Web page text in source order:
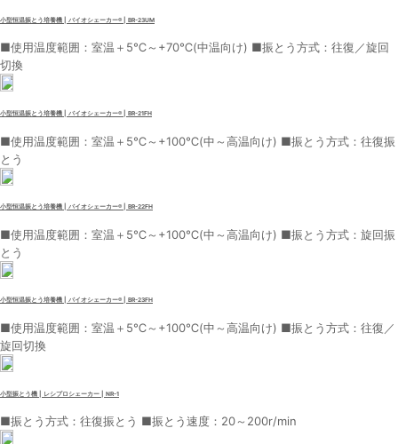
小型恒温振とう培養機 | バイオシェーカー® | BR-23UM
■使用温度範囲：室温＋5℃～+70℃(中温向け) ■振とう方式：往復／旋回
切換
小型恒温振とう培養機 | バイオシェーカー® | BR-21FH
■使用温度範囲：室温＋5℃～+100℃(中～高温向け) ■振とう方式：往復振
とう
小型恒温振とう培養機 | バイオシェーカー® | BR-22FH
■使用温度範囲：室温＋5℃～+100℃(中～高温向け) ■振とう方式：旋回振
とう
小型恒温振とう培養機 | バイオシェーカー® | BR-23FH
■使用温度範囲：室温＋5℃～+100℃(中～高温向け) ■振とう方式：往復／
旋回切換
小型振とう機 | レシプロシェーカー | NR-1
■振とう方式：往復振とう ■振とう速度：20～200r/min